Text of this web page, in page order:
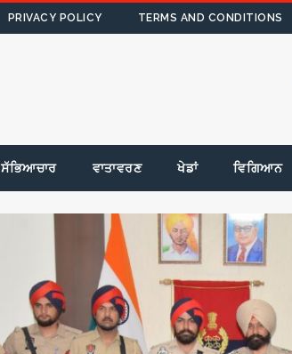
PRIVACY POLICY TERMS AND CONDITIONS
ਸੱਭਿਆਚਾਰ ਵਾਤਾਵਰਣ ਖੇਡਾਂ ਵਿਗਿਆਨ